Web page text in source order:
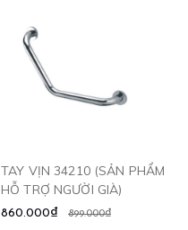
TAY VỊN 34210 (SẢN PHẨM
HỖ TRỢ NGƯỜI GIÀ)
860.000₫ 899.000₫